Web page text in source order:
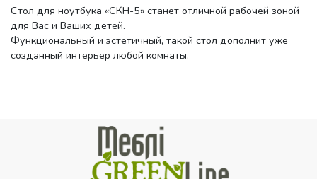
Стол для ноутбука «СКН-5» станет отличной рабочей зоной
для Вас и Ваших детей.
Функциональный и эстетичный, такой стол дополнит уже
созданный интерьер любой комнаты.